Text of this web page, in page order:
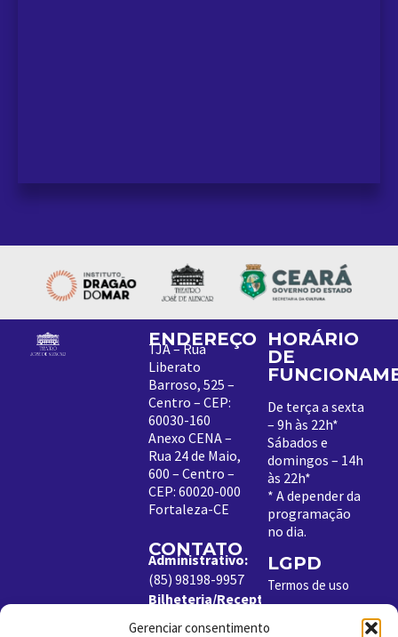
Gerenciar consentimento
ENDEREÇO
TJA – Rua
Liberato
Barroso, 525 –
Centro – CEP:
60030-160
Anexo CENA –
Rua 24 de Maio,
600 – Centro –
CEP: 60020-000
Fortaleza-CE
CONTATO
Administrativo:
(85) 98198-9957
Bilheteria/Receptivo:
(85) 99204-8843
HORÁRIO
DE
De terça a sexta
– 9h às 22h*
Sábados e
domingos – 14h
às 22h*
* A depender da
programação
no dia.
LGPD
Termos de uso